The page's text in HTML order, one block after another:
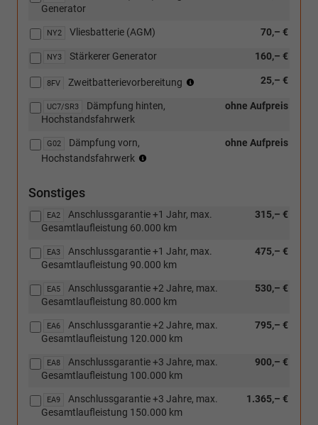
Generator
NY2 70,– €
Vliesbatterie (AGM)
NY3 160,– €
Stärkerer Generator
8FV 25,– €
Zweitbatterievorbereitung
Verbindung
Vorbereitung
mit
oder
Funktionssteuergerät
Energiemanagement
Zweitbatterie)
UC7/SR3 ohne Aufpreis
Dämpfung hinten,
Hochstandsfahrwerk
G02 ohne Aufpreis
Dämpfung vorn,
Hochstandsfahrwerk
[UC7]
Dämpfung
Hochstandsfahrwerk)
Sonstiges
EA2 315,– €
Anschlussgarantie +1 Jahr, max.
Gesamtlaufleistung 60.000 km
EA3 475,– €
Anschlussgarantie +1 Jahr, max.
Gesamtlaufleistung 90.000 km
EA5 530,– €
Anschlussgarantie +2 Jahre, max.
Gesamtlaufleistung 80.000 km
EA6 795,– €
Anschlussgarantie +2 Jahre, max.
Gesamtlaufleistung 120.000 km
EA8 900,– €
Anschlussgarantie +3 Jahre, max.
Gesamtlaufleistung 100.000 km
EA9 1.365,– €
Anschlussgarantie +3 Jahre, max.
Gesamtlaufleistung 150.000 km